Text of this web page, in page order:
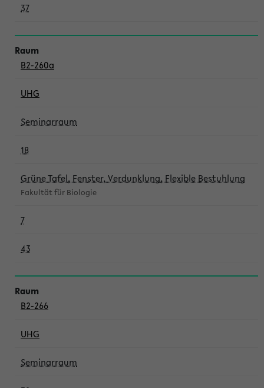
37
B2-260a
UHG
Seminarraum
18
Grüne Tafel, Fenster, Verdunklung, Flexible Bestuhlung
Fakultät für Biologie
7
43
B2-266
UHG
Seminarraum